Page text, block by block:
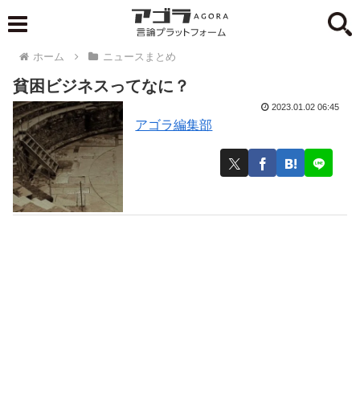
ホーム ニュースまとめ
貧困ビジネスってなに？
アゴラ編集部
2023.01.02 06:45